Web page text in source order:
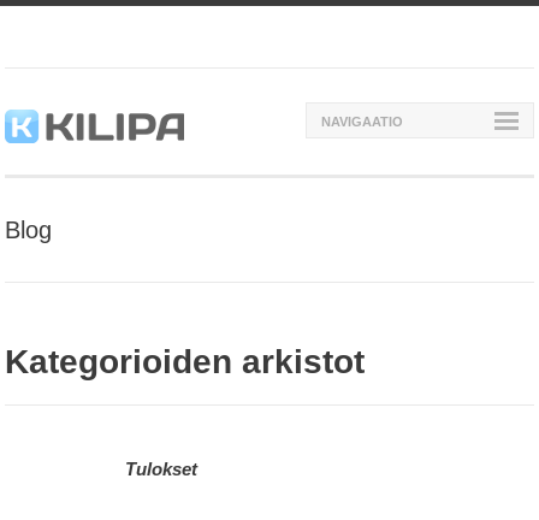
NAVIGAATIO
Blog
Kategorioiden arkistot
Tulokset